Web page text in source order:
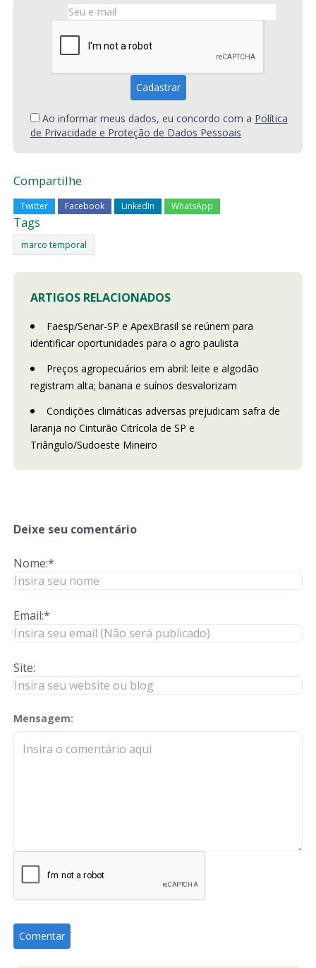
Ao informar meus dados, eu concordo com a Política
de Privacidade e Proteção de Dados Pessoais
Compartilhe
Twitter Facebook LinkedIn WhatsApp
Tags
marco temporal
ARTIGOS RELACIONADOS
Faesp/Senar-SP e ApexBrasil se reúnem para
identificar oportunidades para o agro paulista
Preços agropecuários em abril: leite e algodão
registram alta; banana e suínos desvalorizam
Condições climáticas adversas prejudicam safra de
laranja no Cinturão Citrícola de SP e
Triângulo/Sudoeste Mineiro
Deixe seu comentário
Nome:*
Email:*
Site:
Mensagem:
check-terms